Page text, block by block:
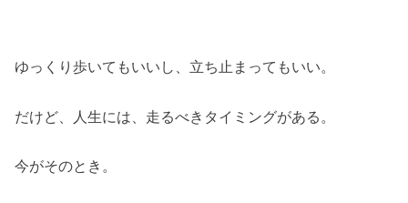
ゆっくり歩いてもいいし、立ち止まってもいい。
だけど、人生には、走るべきタイミングがある。
今がそのとき。